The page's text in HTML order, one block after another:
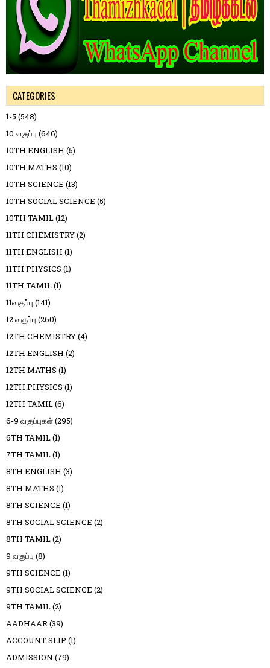
CATEGORIES
1-5 (548)
10 வகுப்பு (646)
10TH ENGLISH (5)
10TH MATHS (10)
10TH SCIENCE (13)
10TH SOCIAL SCIENCE (5)
10TH TAMIL(12)
11TH CHEMISTRY(2)
11TH ENGLISH (1)
11TH PHYSICS (1)
11TH TAMIL(1)
11வகுப்பு (141)
12 வகுப்பு (260)
12TH CHEMISTRY(4)
12TH ENGLISH (2)
12TH MATHS (1)
12TH PHYSICS (1)
12TH TAMIL(6)
6-9 வகுப்புகள்(295)
6TH TAMIL(1)
7TH TAMIL(1)
8TH ENGLISH (3)
8TH MATHS (1)
8TH SCIENCE (1)
8TH SOCIAL SCIENCE (2)
8TH TAMIL(2)
9 வகுப்பு (8)
9TH SCIENCE (1)
9TH SOCIAL SCIENCE (2)
9TH TAMIL(2)
AADHAAR(39)
ACCOUNT SLIP (1)
ADMISSION (79)